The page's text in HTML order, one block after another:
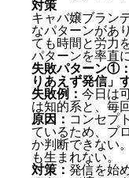
対策
キャバ嬢ブラン
なパターンがあ
ても時間と労力
パターンを率直
失敗パターン①
りあえず発信」
失敗例： 今日は
は知的系と、毎
原因： コンセプ
ているため、プ
か判断できない
も生まれない。
対策： 発信を始